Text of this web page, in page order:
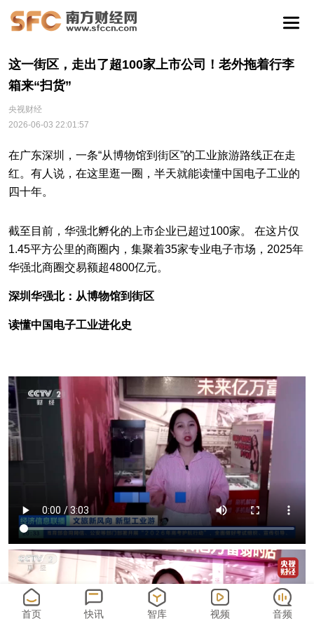
这一街区，走出了超100家上市公司！老外拖着行李
箱来“扫货”
央视财经
2026-06-03 22:01:57
在广东深圳，一条“从博物馆到街区”的工业旅游路线正在走
红。有人说，在这里逛一圈，半天就能读懂中国电子工业的
四十年。
截至目前，华强北孵化的上市企业已超过100家。 在这片仅
1.45平方公里的商圈内，集聚着35家专业电子市场，2025年
华强北商圈交易额超4800亿元。
深圳华强北：从博物馆到街区
读懂中国电子工业进化史
首页 快讯 智库 视频 音频